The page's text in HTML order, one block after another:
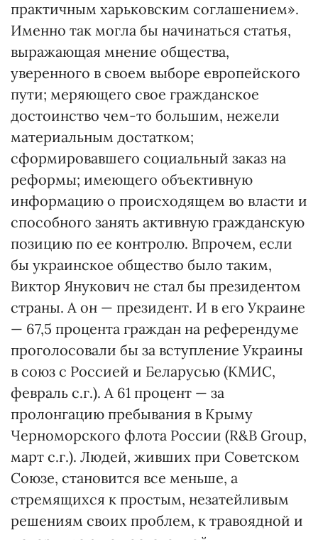
практичным харьковским соглашением».
Именно так могла бы начинаться статья,
выражающая мнение общества,
уверенного в своем выборе европейского
пути; меряющего свое гражданское
достоинство чем-то большим, нежели
материальным достатком;
сформировавшего социальный заказ на
реформы; имеющего объективную
информацию о происходящем во власти и
способного занять активную гражданскую
позицию по ее контролю. Впрочем, если
бы украинское общество было таким,
Виктор Янукович не стал бы президентом
страны. А он — президент. И в его Украине
— 67,5 процента граждан на референдуме
проголосовали бы за вступление Украины
в союз с Россией и Беларусью (КМИС,
февраль с.г.). А 61 процент — за
пролонгацию пребывания в Крыму
Черноморского флота России (R&B Group,
март с.г.). Людей, живших при Советском
Союзе, становится все меньше, а
стремящихся к простым, незатейливым
решениям своих проблем, к травоядной и